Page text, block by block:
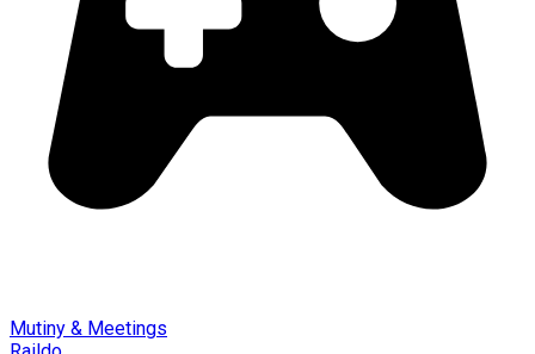
Mutiny & Meetings